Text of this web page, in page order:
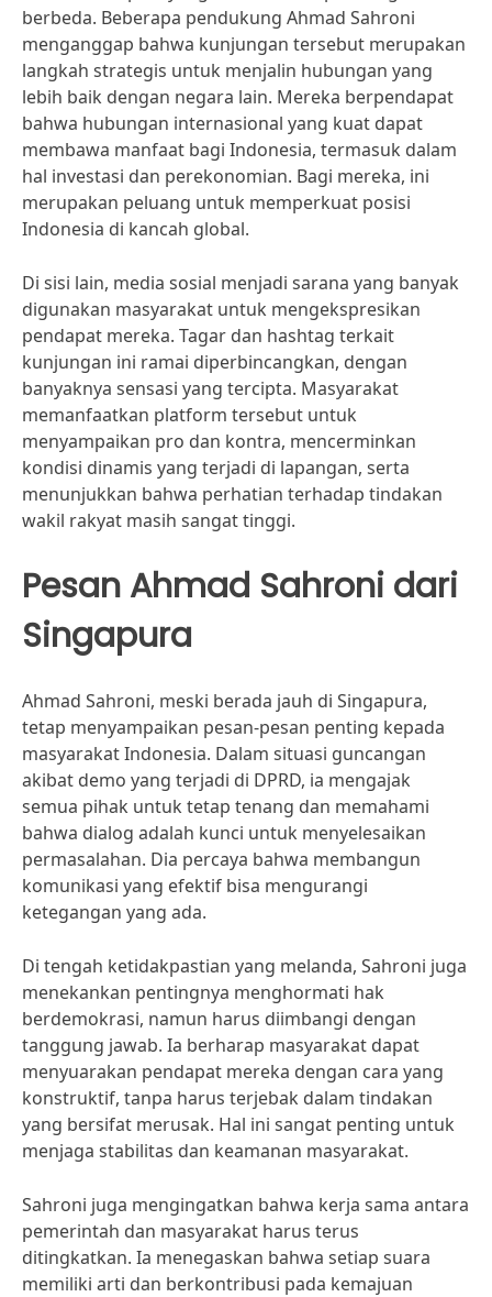
berbeda. Beberapa pendukung Ahmad Sahroni
menganggap bahwa kunjungan tersebut merupakan
langkah strategis untuk menjalin hubungan yang
lebih baik dengan negara lain. Mereka berpendapat
bahwa hubungan internasional yang kuat dapat
membawa manfaat bagi Indonesia, termasuk dalam
hal investasi dan perekonomian. Bagi mereka, ini
merupakan peluang untuk memperkuat posisi
Indonesia di kancah global.
Di sisi lain, media sosial menjadi sarana yang banyak
digunakan masyarakat untuk mengekspresikan
pendapat mereka. Tagar dan hashtag terkait
kunjungan ini ramai diperbincangkan, dengan
banyaknya sensasi yang tercipta. Masyarakat
memanfaatkan platform tersebut untuk
menyampaikan pro dan kontra, mencerminkan
kondisi dinamis yang terjadi di lapangan, serta
menunjukkan bahwa perhatian terhadap tindakan
wakil rakyat masih sangat tinggi.
Pesan Ahmad Sahroni dari
Singapura
Ahmad Sahroni, meski berada jauh di Singapura,
tetap menyampaikan pesan-pesan penting kepada
masyarakat Indonesia. Dalam situasi guncangan
akibat demo yang terjadi di DPRD, ia mengajak
semua pihak untuk tetap tenang dan memahami
bahwa dialog adalah kunci untuk menyelesaikan
permasalahan. Dia percaya bahwa membangun
komunikasi yang efektif bisa mengurangi
ketegangan yang ada.
Di tengah ketidakpastian yang melanda, Sahroni juga
menekankan pentingnya menghormati hak
berdemokrasi, namun harus diimbangi dengan
tanggung jawab. Ia berharap masyarakat dapat
menyuarakan pendapat mereka dengan cara yang
konstruktif, tanpa harus terjebak dalam tindakan
yang bersifat merusak. Hal ini sangat penting untuk
menjaga stabilitas dan keamanan masyarakat.
Sahroni juga mengingatkan bahwa kerja sama antara
pemerintah dan masyarakat harus terus
ditingkatkan. Ia menegaskan bahwa setiap suara
memiliki arti dan berkontribusi pada kemajuan